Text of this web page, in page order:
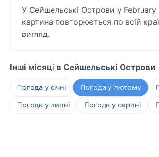
У Сейшельські Острови у
картина повторюється по всій
вигляд.
Інші місяці в Сейшельські Острови
Погода у січні Погода у лютому
Погода у липні
Погода у серпні